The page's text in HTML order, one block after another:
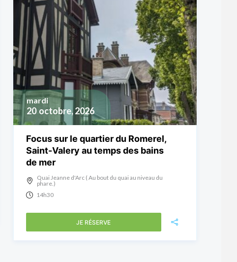
20 octobre, 2026
mardi
Focus sur le quartier du Romerel,
Saint-Valery au temps des bains
de mer
Quai Jeanne d'Arc ( Au bout du quai au niveau du
phare.)
14h30
JE RÉSERVE